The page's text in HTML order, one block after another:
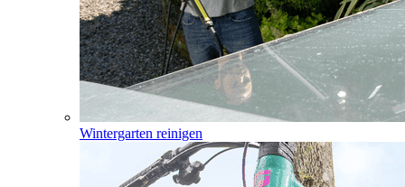
Wintergarten reinigen